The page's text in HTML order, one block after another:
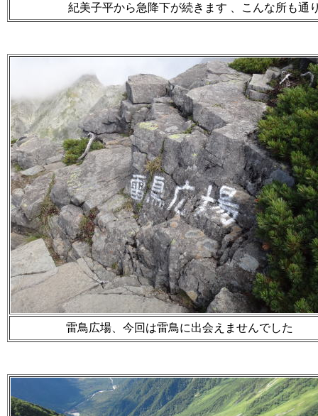
紀美子平から急降下が続きます 、こんな所も通
雷鳥広場、今回は雷鳥に出会えませんでした